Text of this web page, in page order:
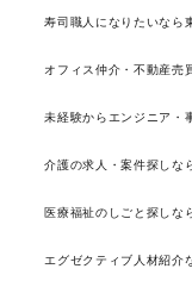
寿司職人になりたいなら
オフィス仲介・不動産売
未経験からエンジニア・
介護の求人・案件探しな
医療福祉のしごと探しな
エグゼクティブ人材紹介